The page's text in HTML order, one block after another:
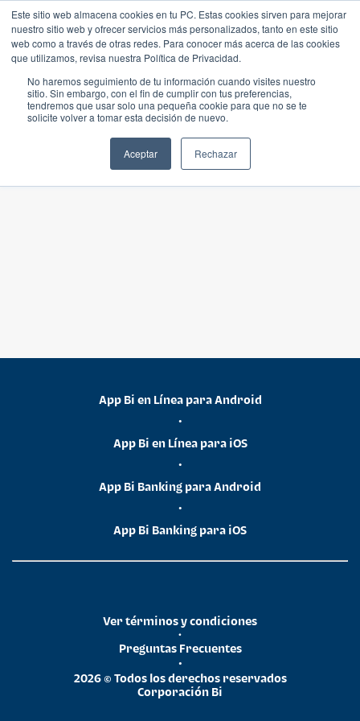
Este sitio web almacena cookies en tu PC. Estas cookies sirven para mejorar
nuestro sitio web y ofrecer servicios más personalizados, tanto en este sitio
web como a través de otras redes. Para conocer más acerca de las cookies
que utilizamos, revisa nuestra Política de Privacidad.
No haremos seguimiento de tu información cuando visites nuestro
sitio. Sin embargo, con el fin de cumplir con tus preferencias,
tendremos que usar solo una pequeña cookie para que no se te
solicite volver a tomar esta decisión de nuevo.
Aceptar Rechazar
App Bi en Línea para Android
•
App Bi en Línea para iOS
•
App Bi Banking para Android
•
App Bi Banking para iOS
2026 © Todos los derechos reservados
Corporación Bi
•
Preguntas Frecuentes
•
Ver términos y condiciones